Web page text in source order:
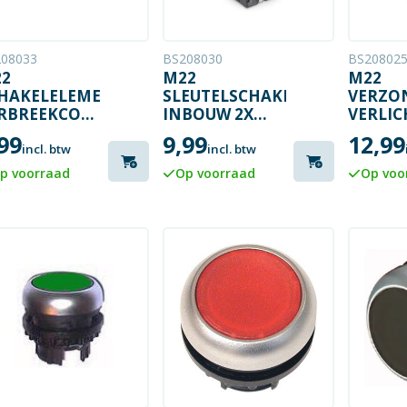
VAN 2
incl. btw
voorraad
BS208030
M22
SLEUTELSCHAKELAAR
INBOUW 2X
MAAK
9,99incl. btw
Op voorraad
BS208025
M22
MET
RODE
12,99
Op